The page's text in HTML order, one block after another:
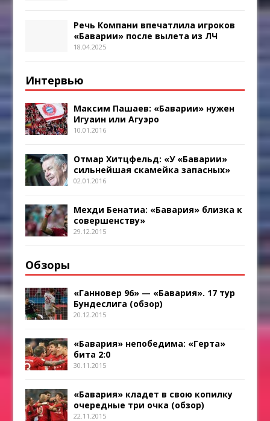
Речь Компани впечатлила игроков
«Баварии» после вылета из ЛЧ
18.04.2025
Интервью
Максим Пашаев: «Баварии» нужен
Игуаин или Агуэро
10.01.2016
Отмар Хитцфельд: «У «Баварии»
сильнейшая скамейка запасных»
02.01.2016
Мехди Бенатиа: «Бавария» близка к
совершенству»
29.12.2015
Обзоры
«Ганновер 96» — «Бавария». 17 тур
Бундеслига (обзор)
20.12.2015
«Бавария» непобедима: «Герта»
бита 2:0
30.11.2015
«Бавария» кладет в свою копилку
очередные три очка (обзор)
22.11.2015